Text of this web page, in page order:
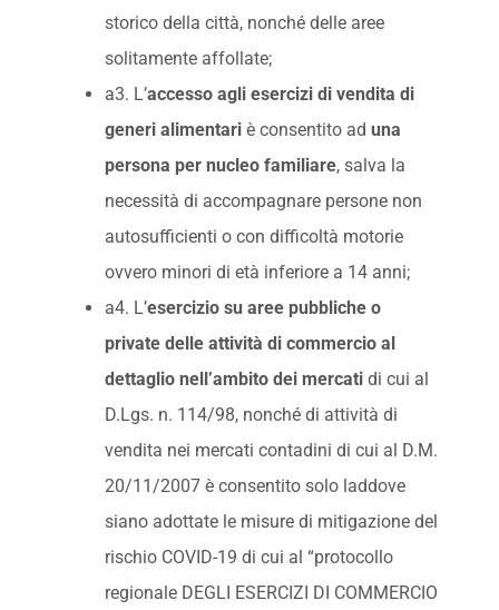
storico della città, nonché delle aree
solitamente affollate;
a3. L’accesso agli esercizi di vendita di
generi alimentariè consentito ad una
persona per nucleo familiare, salva la
necessità di accompagnare persone non
autosufficienti o con difficoltà motorie
ovvero minori di età inferiore a 14 anni;
a4. L’esercizio su aree pubbliche o
private delle attività di commercio al
dettaglio nell’ambito dei mercatidi cui al
D.Lgs. n. 114/98, nonché di attività di
vendita nei mercati contadini di cui al D.M.
20/11/2007 è consentito solo laddove
siano adottate le misure di mitigazione del
rischio COVID-19 di cui al “protocollo
regionale DEGLI ESERCIZI DI COMMERCIO